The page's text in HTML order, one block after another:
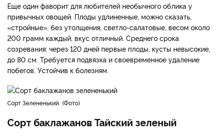
Еще один фаворит для любителей необычного облика у
привычных овощей. Плоды удлиненные, можно сказать,
«стройные», без утолщения, светло-салатовые, весом около
200 грамм каждый, вкус отличный. Среднего срока
созревания: через 120 дней первые плоды, кусты невысокие,
до 80 см. Требуется подвязка и своевременное удаление
побегов. Устойчив к болезням.
Сорт Зелененький. Фото
Сорт баклажанов Тайский зеленый